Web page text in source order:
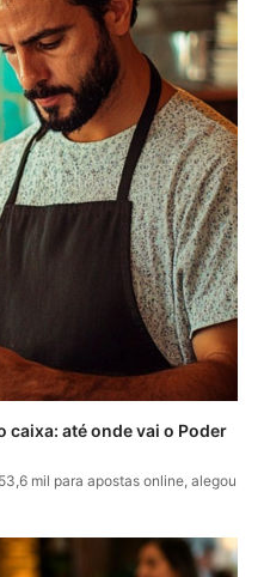
caixa: até onde vai o Poder
mil para apostas online, alegou